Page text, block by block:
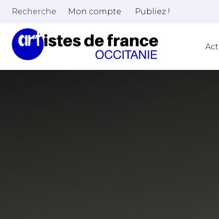
Recherche Mon compte Publiez !